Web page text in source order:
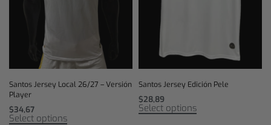
Santos Jersey Local 26/27 – Versión
Player
$34,67
Select options
Santos Jersey Edición Pele
$28,89
Select options